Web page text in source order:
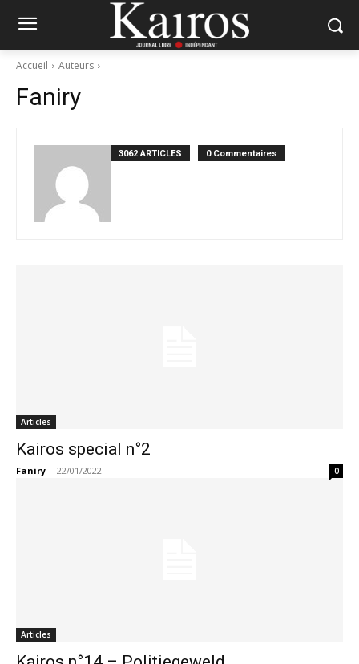
Accueil Auteurs
Faniry
3062 ARTICLES 0 Commentaires
Articles
Kairos special n°2
Faniry - 22/01/2022 0
Articles